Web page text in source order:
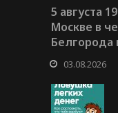
5 августа
Москве в
Белгорода
03.08.2026